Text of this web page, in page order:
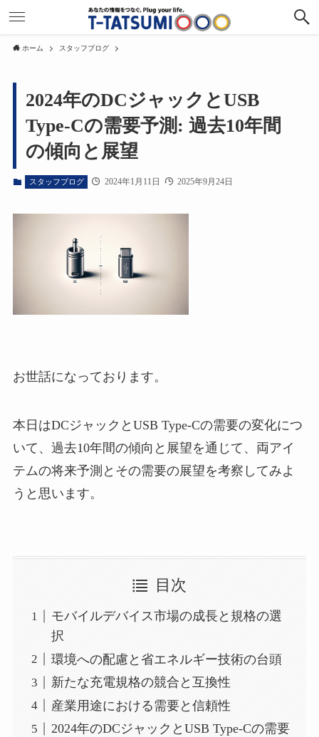
ホーム スタッフブログ
2024年のDCジャックとUSB
Type-Cの需要予測: 過去10年間
の傾向と展望
スタッフブログ 2024年1月11日 2025年9月24日
お世話になっております。
本日はDCジャックとUSB Type-Cの需要の変化につ
いて、過去10年間の傾向と展望を通じて、両アイ
テムの将来予測とその需要の展望を考察してみよ
うと思います。
目次
モバイルデバイス市場の成長と規格の選
択
環境への配慮と省エネルギー技術の台頭
新たな充電規格の競合と互換性
産業用途における需要と信頼性
2024年のDCジャックとUSB Type-Cの需要